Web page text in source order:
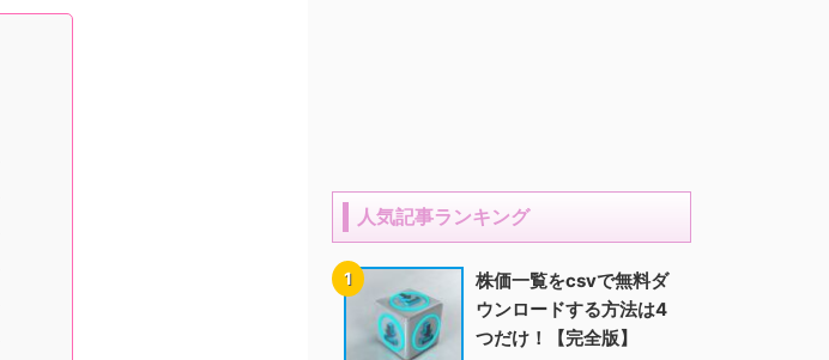
人気記事ランキング
株価一覧をcsvで無料ダ
ウンロードする方法は4
つだけ！【完全版】